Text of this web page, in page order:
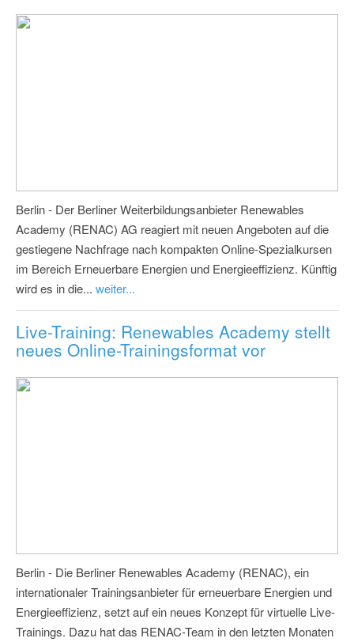
Berlin - Der Berliner Weiterbildungsanbieter Renewables
Academy (RENAC) AG reagiert mit neuen Angeboten auf die
gestiegene Nachfrage nach kompakten Online-Spezialkursen
im Bereich Erneuerbare Energien und Energieeffizienz. Künftig
wird es in die... weiter...
Live-Training: Renewables Academy stellt
neues Online-Trainingsformat vor
Berlin - Die Berliner Renewables Academy (RENAC), ein
internationaler Trainingsanbieter für erneuerbare Energien und
Energieeffizienz, setzt auf ein neues Konzept für virtuelle Live-
Trainings. Dazu hat das RENAC-Team in den letzten Monaten